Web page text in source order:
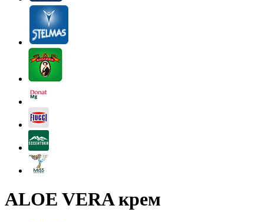
ALOE VERA крем